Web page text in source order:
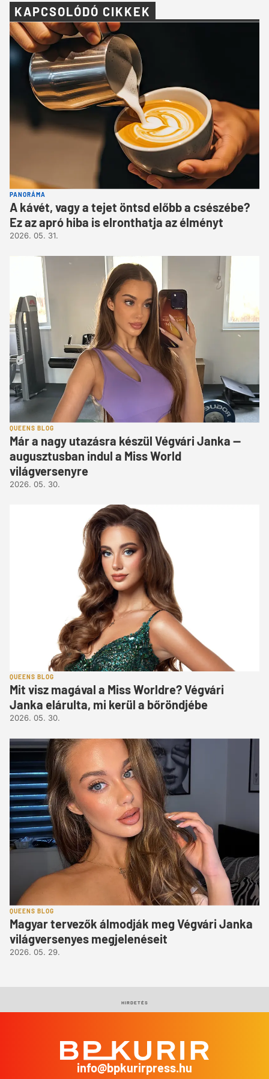
KAPCSOLÓDÓ CIKKEK
PANORÁMA
A kávét, vagy a tejet öntsd előbb a csészébe?
Ez az apró hiba is elronthatja az élményt
2026. 05. 31.
QUEENS BLOG
Már a nagy utazásra készül Végvári Janka —
augusztusban indul a Miss World
világversenyre
2026. 05. 30.
QUEENS BLOG
Mit visz magával a Miss Worldre? Végvári
Janka elárulta, mi kerül a bőröndjébe
2026. 05. 30.
QUEENS BLOG
Magyar tervezők álmodják meg Végvári Janka
világversenyes megjelenéseit
2026. 05. 29.
HIRDETÉS
info@bpkurirpress.hu